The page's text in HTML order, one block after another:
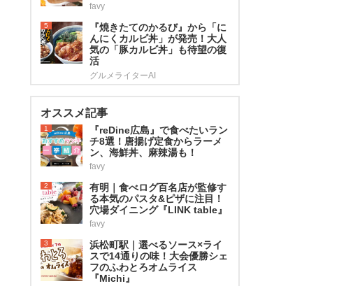
favy
5
『焼きたてのかるび』から「に
んにくカルビ丼」が発売！大人
気の「豚カルビ丼」も待望の復
活
グルメライターAI
オススメ記事
1
『reDine広島』で食べたいラン
チ8選！唐揚げ定食からラーメ
ン、海鮮丼、麻辣湯も！
favy
2
有明｜食べログ百名店が監修す
る本気のパスタ&ピザに注目！
穴場ダイニング『LINK table』
favy
3
浜松町駅｜選べるソース×ライ
スで14通りの味！大会優勝シェ
フのふわとろオムライス
『Michi』